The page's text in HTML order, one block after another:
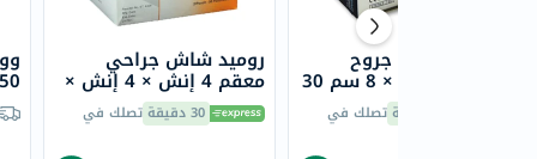
50 جرام حزمة من قطعة
روميد شاش جراحي
معقم 4 إنش × 4 إنش ×
8 طبقات حزمة من 50 30 دقيقة تصلك في
ماكس ضمادة جروح
تصلك في